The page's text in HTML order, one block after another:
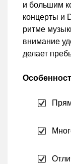
и большим
концерты и
ритме
внимание
делает